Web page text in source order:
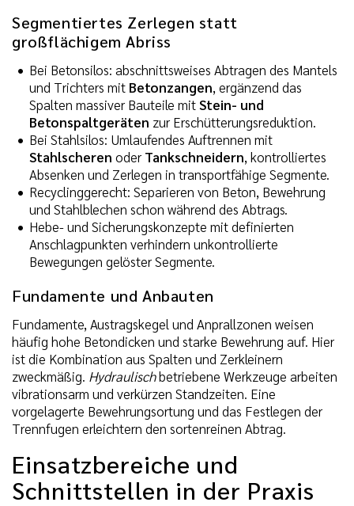
Segmentiertes Zerlegen statt
großflächigem Abriss
Bei Betonsilos: abschnittsweises Abtragen des Mantels
und Trichters mit Betonzangen, ergänzend das
Spalten massiver Bauteile mitStein- und
Betonspaltgeräten zur Erschütterungsreduktion.
Bei Stahlsilos: Umlaufendes Auftrennen mit
Stahlscheren oder Tankschneidern, kontrolliertes
Absenken und Zerlegen in transportfähige Segmente.
Recyclinggerecht: Separieren von Beton, Bewehrung
und Stahlblechen schon während des Abtrags.
Hebe- und Sicherungskonzepte mit definierten
Anschlagpunkten verhindern unkontrollierte
Bewegungen gelöster Segmente.
Fundamente und Anbauten
Fundamente, Austragskegel und Anprallzonen weisen
häufig hohe Betondicken und starke Bewehrung auf. Hier
ist die Kombination aus Spalten und Zerkleinern
zweckmäßig. Hydraulischbetriebene Werkzeuge arbeiten
vibrationsarm und verkürzen Standzeiten. Eine
vorgelagerte Bewehrungsortung und das Festlegen der
Trennfugen erleichtern den sortenreinen Abtrag.
Einsatzbereiche und
Schnittstellen in der Praxis